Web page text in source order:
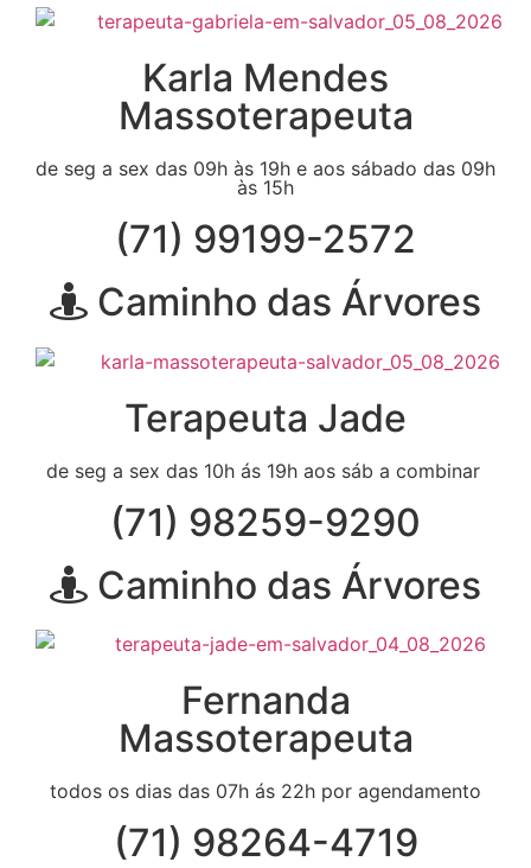
Karla Mendes
Massoterapeuta
de seg a sex das 09h às 19h e aos sábado das 09h
às 15h
(71) 99199-2572
Caminho das Árvores
Terapeuta Jade
de seg a sex das 10h ás 19h aos sáb a combinar
(71) 98259-9290
Caminho das Árvores
Fernanda
Massoterapeuta
todos os dias das 07h ás 22h por agendamento
(71) 98264-4719